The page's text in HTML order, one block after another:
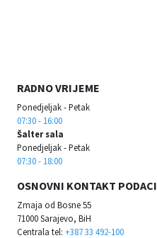
RADNO VRIJEME
Ponedjeljak - Petak
07:30 - 16:00
Šalter sala
Ponedjeljak - Petak
07:30 - 18:00
OSNOVNI KONTAKT PODACI
Zmaja od Bosne 55
71000 Sarajevo, BiH
Centrala tel: +387 33 492-100